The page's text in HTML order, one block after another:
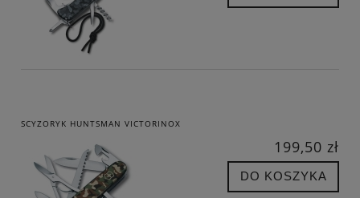
SCYZORYK HUNTSMAN VICTORINOX
199,50 zł
DO KOSZYKA